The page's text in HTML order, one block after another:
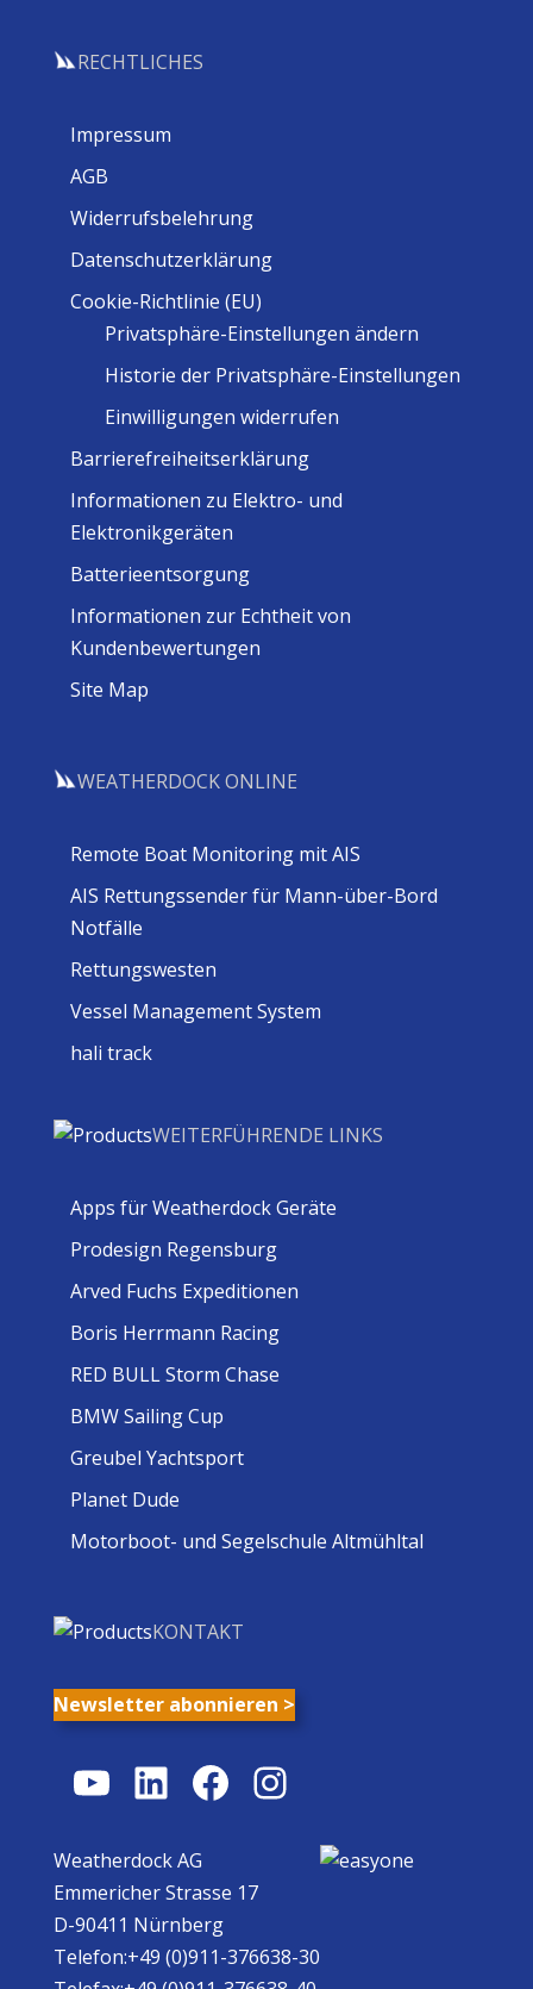
RECHTLICHES
Impressum
AGB
Widerrufsbelehrung
Datenschutzerklärung
Cookie-Richtlinie (EU)
Privatsphäre-Einstellungen ändern
Historie der Privatsphäre-Einstellungen
Einwilligungen widerrufen
Barrierefreiheitserklärung
Informationen zu Elektro- und
Elektronikgeräten
Batterieentsorgung
Informationen zur Echtheit von
Kundenbewertungen
Site Map
WEATHERDOCK ONLINE
Remote Boat Monitoring mit AIS
AIS Rettungssender für Mann-über-Bord
Notfälle
Rettungswesten
Vessel Management System
hali track
WEITERFÜHRENDE LINKS
Apps für Weatherdock Geräte
Prodesign Regensburg
Arved Fuchs Expeditionen
Boris Herrmann Racing
RED BULL Storm Chase
BMW Sailing Cup
Greubel Yachtsport
Planet Dude
Motorboot- und Segelschule Altmühltal
KONTAKT
Newsletter abonnieren >
YouTube
LinkedIn
Facebook
Instagram
Weatherdock AG
Emmericher Strasse 17
D-90411 Nürnberg
Telefon:+49 (0)911-376638-30